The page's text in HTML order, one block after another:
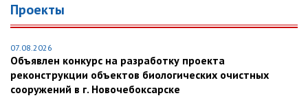
Проекты
07.08.2026
Объявлен конкурс на разработку проекта
реконструкции объектов биологических очистных
сооружений в г. Новочебоксарске